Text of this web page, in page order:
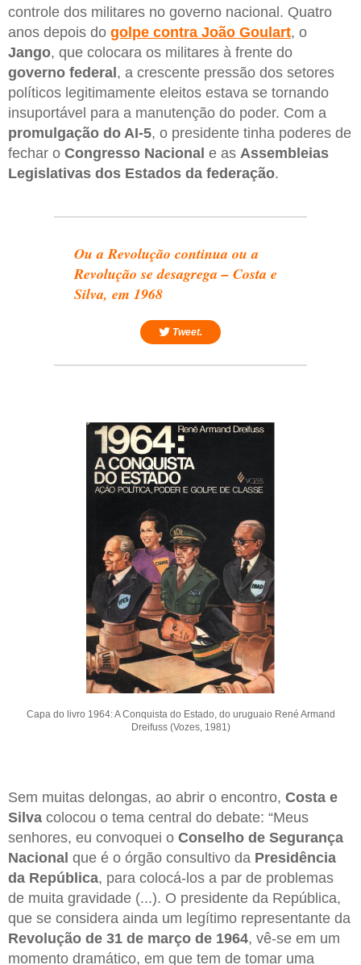
controle dos militares no governo nacional. Quatro
anos depois do golpe contra João Goulart, o
Jango, que colocara os militares à frente do
governo federal , a crescente pressão dos setores
políticos legitimamente eleitos estava se tornando
insuportável para a manutenção do poder. Com a
promulgação do AI-5, o presidente tinha poderes de
fechar o Congresso Nacional e as Assembleias
Legislativas dos Estados da federação.
Ou a Revolução continua ou a
Revolução se desagrega – Costa e
Silva, em 1968
Tweet.
Capa do livro 1964: A Conquista do Estado, do uruguaio René Armand
Dreifuss (Vozes, 1981)
Sem muitas delongas, ao abrir o encontro, Costa e
Silva colocou o tema central do debate: “Meus
senhores, eu convoquei o Conselho de Segurança
Nacional que é o órgão consultivo da Presidência
da República, para colocá-los a par de problemas
de muita gravidade (...). O presidente da República,
que se considera ainda um legítimo representante da
Revolução de 31 de março de 1964, vê-se em um
momento dramático, em que tem de tomar uma